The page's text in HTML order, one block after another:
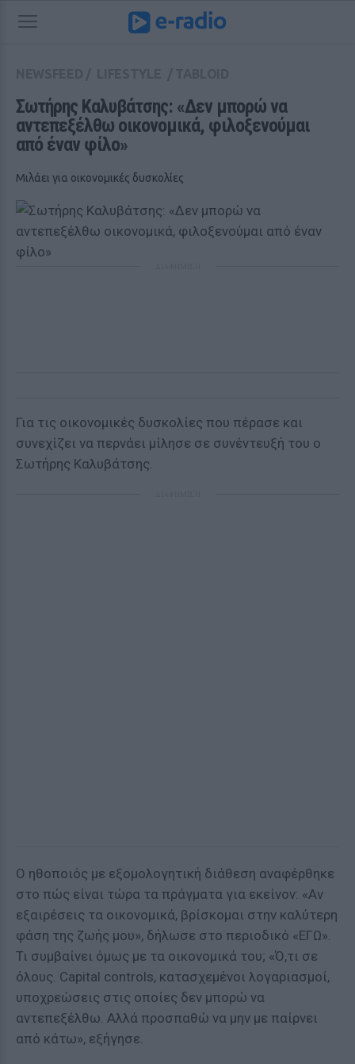
Σωτήρης Καλυβάτσης: «Δεν μπορώ να
αντεπεξέλθω οικονομικά, φιλοξενούμαι
από έναν φίλο»
Μιλάει για οικονομικές δυσκολίες
Για τις οικονομικές δυσκολίες που πέρασε και
συνεχίζει να περνάει μίλησε σε συνέντευξή του ο
Σωτήρης Καλυβάτσης.
Ο ηθοποιός με εξομολογητική διάθεση αναφέρθηκε
στο πώς είναι τώρα τα πράγματα για εκείνον: «Αν
εξαιρέσεις τα οικονομικά, βρίσκομαι στην καλύτερη
φάση της ζωής μου», δήλωσε στο περιοδικό «ΕΓΩ».
Τι συμβαίνει όμως με τα οικονομικά του; «Ό,τι σε
όλους. Capital controls, κατασχεμένοι λογαριασμοί,
υποχρεώσεις στις οποίες δεν μπορώ να
αντεπεξέλθω. Αλλά προσπαθώ να μην με παίρνει
από κάτω», εξήγησε.